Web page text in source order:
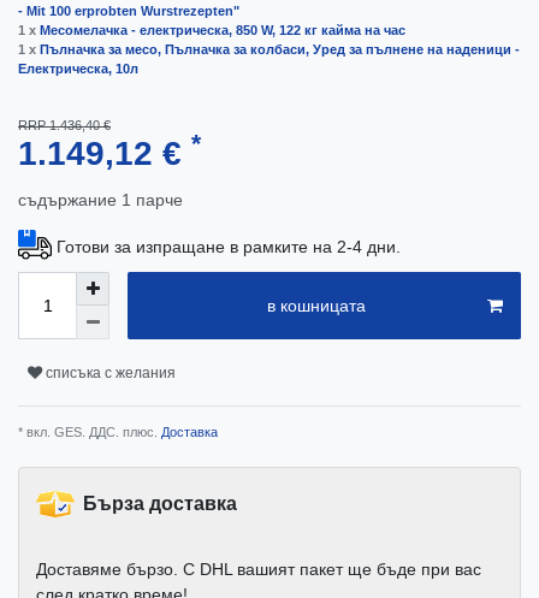
- Mit 100 erprobten Wurstrezepten"
1 x Месомелачка - електрическа, 850 W, 122 кг кайма на час
1 x Пълначка за месо, Пълначка за колбаси, Уред за пълнене на наденици -
Електрическа, 10л
RRP 1.436,40 €
1.149,12 € *
съдържание 1 парче
Готови за изпращане в рамките на 2-4 дни.
в кошницата
списъка с желания
* вкл. GES. ДДС. плюс. Доставка
Бърза доставка
Доставяме бързо. С DHL вашият пакет ще бъде при вас